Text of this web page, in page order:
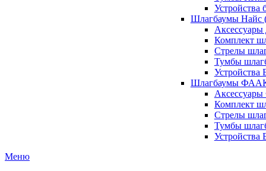
Устройства
Шлагбаумы Найс
Комплект
Стрелы
Тумбы
Устройства
Шлагбаумы ФААК
Комплект
Стрелы
Тумбы
Меню